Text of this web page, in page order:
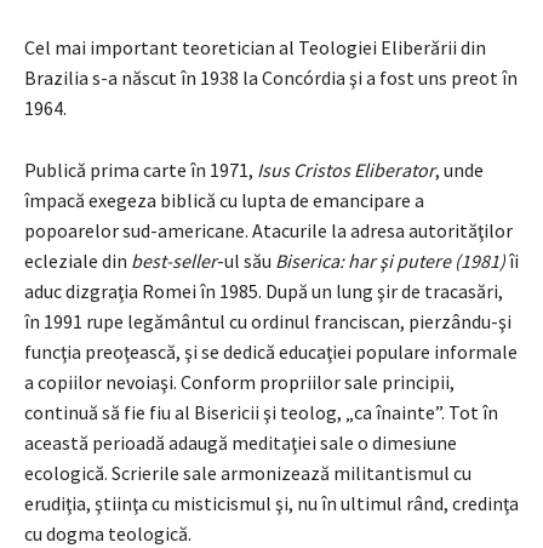
Cel mai important teoretician al Teologiei Eliberării din
Brazilia s-a născut în 1938 la Concórdia şi a fost uns preot în
1964.
Publică prima carte în 1971, Isus Cristos Eliberator, unde
împacă exegeza biblică cu lupta de emancipare a
popoarelor sud-americane. Atacurile la adresa autorităţilor
ecleziale din best-seller-ul său Biserica: har şi putere (1981)îi
aduc dizgraţia Romei în 1985. După un lung şir de tracasări,
în 1991 rupe legământul cu ordinul franciscan, pierzându-şi
funcţia preoţească, şi se dedică educaţiei populare informale
a copiilor nevoiaşi. Conform propriilor sale principii,
continuă să fie fiu al Bisericii şi teolog, „ca înainte”. Tot în
această perioadă adaugă meditaţiei sale o dimesiune
ecologică. Scrierile sale armonizează militantismul cu
erudiţia, ştiinţa cu misticismul şi, nu în ultimul rând, credinţa
cu dogma teologică.